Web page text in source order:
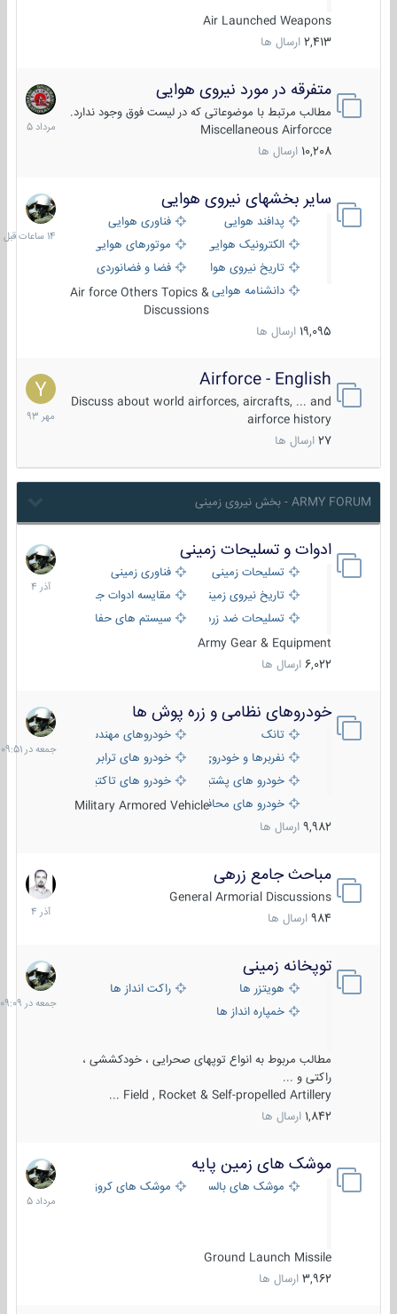
Air Launched Weapons
2,413 ارسال ها
متفرقه در مورد نیروی هوایی
مطالب مرتبط با موضوعاتی که در لیست فوق وجود ندارد.
Miscellaneous Airforcce
10,208 ارسال ها
7
مرداد
1405
سایر بخشهای نیروی هوایی
پدافند هوایی
فناوری هوایی
الکترونیک هوایی
موتورهای هوایی
تاریخ نیروی هوایی
فضا و فضانوردی
دانشنامه هواییAir force Others Topics &
Discussions
19,095 ارسال ها
14
ساعات
قبل
Airforce - English
Discuss about world airforces, aircrafts, ... and
airforce history
27 ارسال ها
15
مهر
1393
ARMY FORUM - بخش نیروی زمینی
ادوات و تسلیحات زمینی
تسلیحات زمینی
فناوری زمینی
تاریخ نیروی زمینی
مقایسه ادوات جنگی
تسلیحات ضد زره
سیستم های حفاظت فعال
Army Gear & Equipment
6,022 ارسال ها
21
آذر
1404
خودروهای نظامی و زره پوش ها
تانک
خودروهای مهندسی
نفربرها و خودروی های رزمی پیاده نظام
خودرو های ترابری نظامی
خودرو های پشتیبانی آتش ، شناسایی و ضد تانک
خودرو های تاکتیکی نظامی
خودرو های محافظت شدهMilitary Armored Vehicle
9,982 ارسال ها
جمعه
در
09:51
مباحث جامع زرهی
General Armorial Discussions
984 ارسال ها
7
آذر
1404
توپخانه زمینی
هویتزر ها
راکت انداز ها
خمپاره انداز ها
مطالب مربوط به انواع توپهای صحرایی ، خودکششی ،
راکتی و ...
Field , Rocket & Self-propelled Artillery ...
1,842 ارسال ها
جمعه
در
09:09
موشک های زمین پایه
موشک های بالستیک موشک های کروز
Ground Launch Missile
3,962 ارسال ها
2
مرداد
1405